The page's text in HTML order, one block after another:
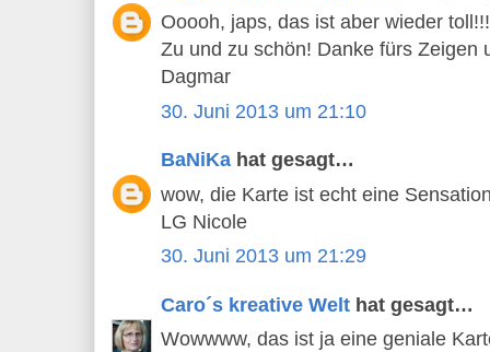
Ooooh, japs, das ist aber wieder toll!!!
Zu und zu schön! Danke fürs Zeigen
Dagmar
30. Juni 2013 um 21:10
BaNiKa hat gesagt…
wow, die Karte ist echt eine
LG Nicole
30. Juni 2013 um 21:29
Caro´s kreative Welt hat gesagt…
Wowwww, das ist ja eine geniale